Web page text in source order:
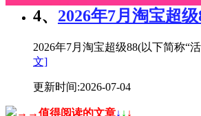
4、 2026年7月淘宝超
2026年7月淘宝超级88(以下简称“
文]
更新时间:2026-07-04
→→值得阅读的文章↓ ↓ ↓